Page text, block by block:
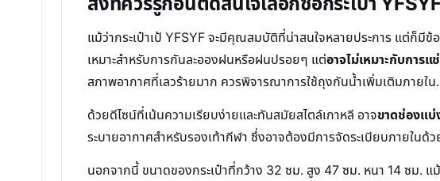
แม้ว่ากระเป๋าเป้ YFSYF จะมีคุณสมบัติที่น่าสนใจหลายประการ แต่ก็
เหมาะสำหรับการกันละอองฝนหรือฝนปรอยๆ แต่อาจไม่เหมาะกับการ
สภาพอากาศที่เลวร้ายมาก ควรพิจารณาการใช้ถุงกันน้ำเพิ่มเติมภายใน.
ด้วยดีไซน์ที่เน้นความเรียบง่ายและทันสมัยสไตล์เกาหลี อาจขาดช่องแบ่
ระบายอากาศสำหรับรองเท้ากีฬา ซึ่งอาจต้องมีการจัดระเบียบภายใ
นอกจากนี้ ขนาดของกระเป๋าที่กว้าง 32 ซม. สูง 47 ซม. หนา 14 ซม. แ